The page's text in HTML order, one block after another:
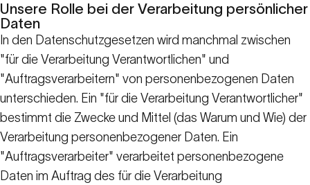
Unsere Rolle bei der Verarbeitung persönlicher
Daten
In den Datenschutzgesetzen wird manchmal zwischen
"für die Verarbeitung Verantwortlichen" und
"Auftragsverarbeitern" von personenbezogenen Daten
unterschieden. Ein "für die Verarbeitung Verantwortlicher"
bestimmt die Zwecke und Mittel (das Warum und Wie) der
Verarbeitung personenbezogener Daten. Ein
"Auftragsverarbeiter" verarbeitet personenbezogene
Daten im Auftrag des für die Verarbeitung